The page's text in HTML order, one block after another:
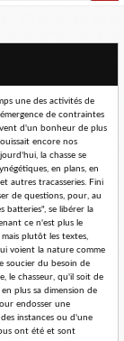
une des activités de
de contraintes
d'un bonheur de plus
encore nos
la chasse se
en plans, en
autres tracasseries. Fini
de questions, pour, au
batteries", se libérer la
ce n'est plus le
mais plutôt les textes,
voient la nature comme
soucier du besoin de
le chasseur, qu'il soit de
plus sa dimension de
endosser une
instances ou d'une
ont été et sont